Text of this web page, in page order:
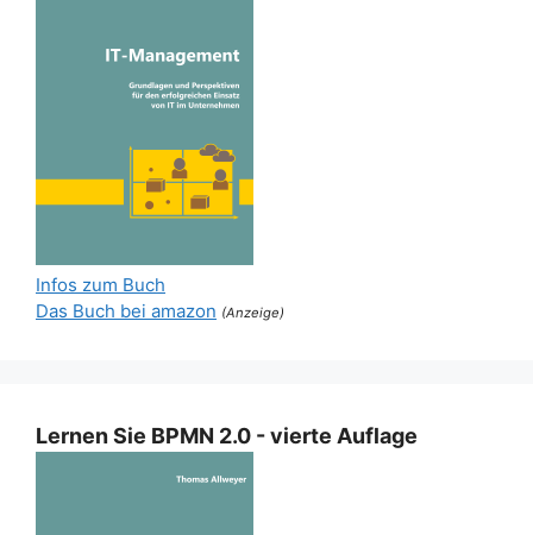
Infos zum Buch
Das Buch bei amazon (Anzeige)
Lernen Sie BPMN 2.0 - vierte Auflage